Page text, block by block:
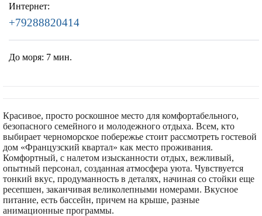
Интернет:
+79288820414
До моря: 7 мин.
Красивое, просто роскошное место для комфортабельного,
безопасного семейного и молодежного отдыха. Всем, кто
выбирает черноморское побережье стоит рассмотреть гостевой
дом «Французский квартал» как место проживания.
Комфортный, с налетом изысканности отдых, вежливый,
опытный персонал, созданная атмосфера уюта. Чувствуется
тонкий вкус, продуманность в деталях, начиная со стойки еще
ресепшен, заканчивая великолепными номерами. Вкусное
питание, есть бассейн, причем на крыше, разные
анимационные программы.